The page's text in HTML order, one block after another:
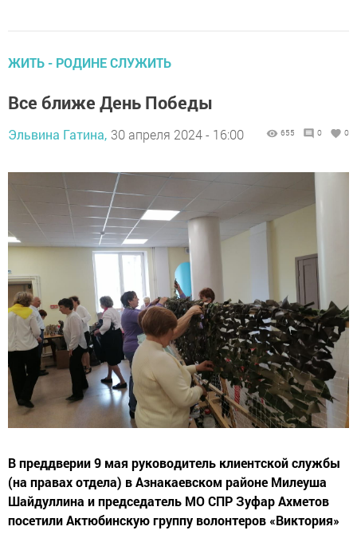
ЖИТЬ - РОДИНЕ СЛУЖИТЬ
Все ближе День Победы
Эльвина Гатина, 30 апреля 2024 - 16:00 655 0 0
В преддверии 9 мая руководитель клиентской службы
(на правах отдела) в Азнакаевском районе Милеуша
Шайдуллина и председатель МО СПР Зуфар Ахметов
посетили Актюбинскую группу волонтеров «Виктория»